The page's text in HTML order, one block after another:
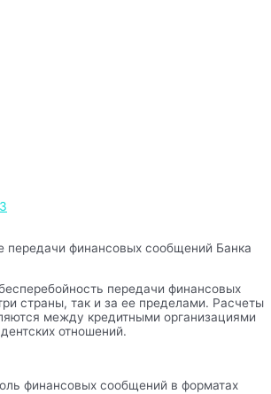
передачи финансовых сообщений Банка
передачи финансовых
страны, так и за ее пределами. Расчеты
между кредитными организациями
отношений.
финансовых сообщений в форматах